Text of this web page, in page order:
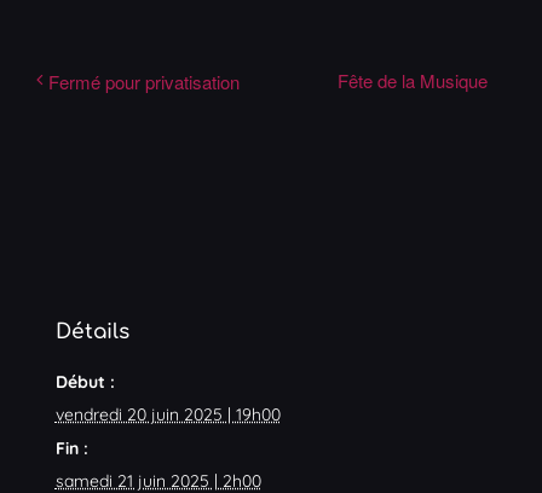
Fermé pour privatisation Fête de la Musique
Détails
Début :
vendredi 20 juin 2025 | 19h00
Fin :
samedi 21 juin 2025 | 2h00